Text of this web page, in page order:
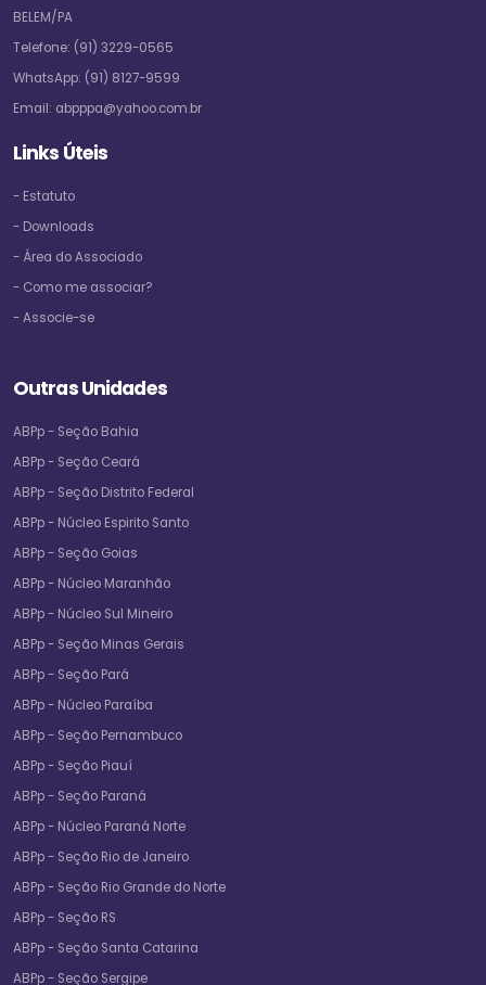
BELEM/PA
Telefone: (91) 3229-0565
WhatsApp: (91) 8127-9599
Email: abpppa@yahoo.com.br
Links Úteis
- Estatuto
- Downloads
- Área do Associado
- Como me associar?
- Associe-se
Outras Unidades
ABPp - Seção Bahia
ABPp - Seção Ceará
ABPp - Seção Distrito Federal
ABPp - Núcleo Espirito Santo
ABPp - Seção Goias
ABPp - Núcleo Maranhão
ABPp - Núcleo Sul Mineiro
ABPp - Seção Minas Gerais
ABPp - Seção Pará
ABPp - Núcleo Paraíba
ABPp - Seção Pernambuco
ABPp - Seção Piauí
ABPp - Seção Paraná
ABPp - Núcleo Paraná Norte
ABPp - Seção Rio de Janeiro
ABPp - Seção Rio Grande do Norte
ABPp - Seção RS
ABPp - Seção Santa Catarina
ABPp - Seção Sergipe